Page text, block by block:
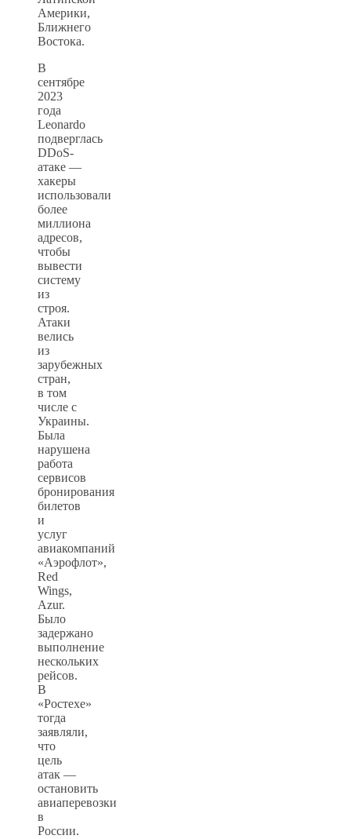
Америки,
Ближнего
Востока.
В
сентябре
2023
года
Leonardo
подверглась
DDoS-
атаке —
хакеры
использовали
более
миллиона
адресов,
чтобы
вывести
систему
из
строя.
Атаки
велись
из
зарубежных
стран,
в том
числе с
Украины.
Была
нарушена
работа
сервисов
бронирования
билетов
и
услуг
авиакомпаний
«Аэрофлот»,
Red
Wings,
Azur.
Было
задержано
выполнение
нескольких
рейсов.
В
«Ростехе»
тогда
заявляли,
что
цель
атак —
остановить
авиаперевозки
в
России.